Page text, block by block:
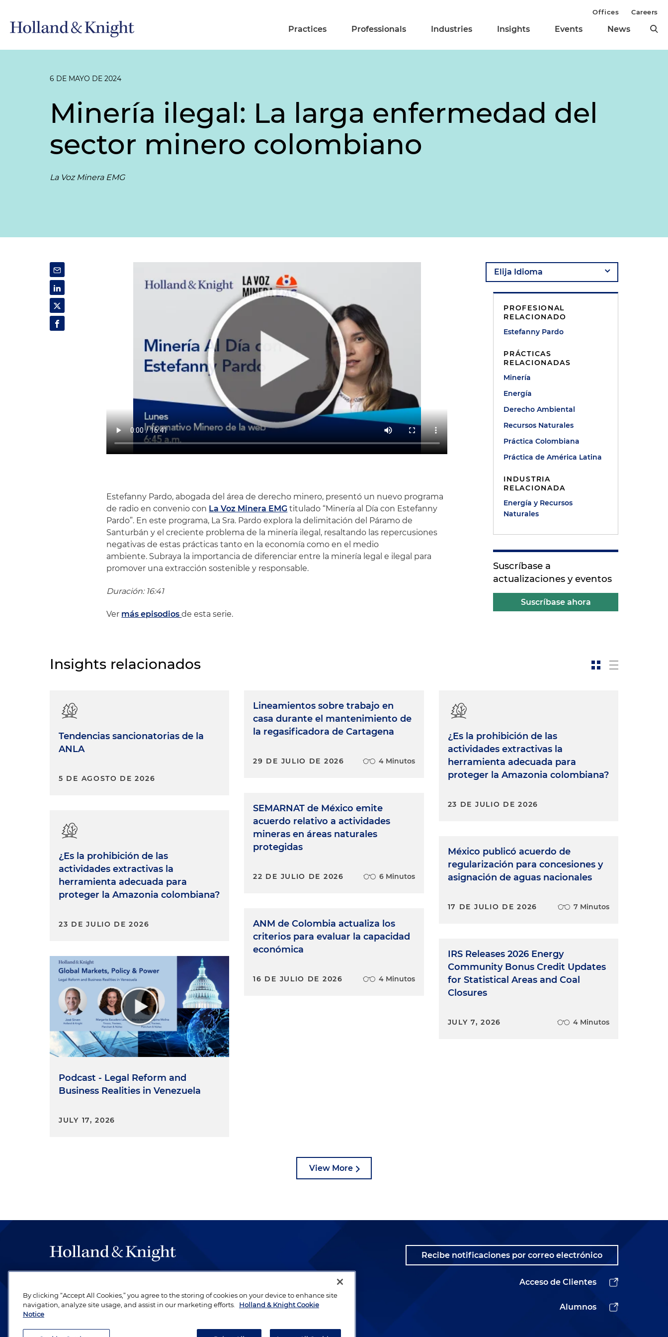
Practices Professionals Industries Insights Events News
Offices Careers
6 DE MAYO DE 2024
Minería ilegal: La larga enfermedad del
sector minero colombiano
La Voz Minera EMG
Estefanny Pardo, abogada del área de derecho minero, presentó un nuevo programa
de radio en convenio con La Voz Minera EMG titulado “Minería al Día con Estefanny
Pardo”. En este programa, La Sra. Pardo explora la delimitación del Páramo de
Santurbán y el creciente problema de la minería ilegal, resaltando las repercusiones
negativas de estas prácticas tanto en la economía como en el medio
ambiente. Subraya la importancia de diferenciar entre la minería legal e ilegal para
promover una extracción sostenible y responsable.
Duración: 16:41
Ver más episodiosde esta serie.
PROFESIONAL
RELACIONADO
Estefanny Pardo
PRÁCTICAS
RELACIONADAS
Minería
Energía
Derecho Ambiental
Recursos Naturales
Práctica Colombiana
Práctica de América Latina
INDUSTRIA
RELACIONADA
Energía y Recursos
Naturales
Suscríbase a
actualizaciones y eventos
Suscríbase ahora
Insights relacionados
Tendencias sancionatorias de la
ANLA
5 DE AGOSTO DE 2026
¿Es la prohibición de las
actividades extractivas la
herramienta adecuada para
proteger la Amazonia colombiana?
23 DE JULIO DE 2026
Podcast - Legal Reform and
Business Realities in Venezuela
JULY 17, 2026
Lineamientos sobre trabajo en
casa durante el mantenimiento de
la regasificadora de Cartagena
29 DE JULIO DE 2026 4 Minutos
SEMARNAT de México emite
acuerdo relativo a actividades
mineras en áreas naturales
protegidas
22 DE JULIO DE 2026 6 Minutos
ANM de Colombia actualiza los
criterios para evaluar la capacidad
económica
16 DE JULIO DE 2026 4 Minutos
¿Es la prohibición de las
actividades extractivas la
herramienta adecuada para
proteger la Amazonia colombiana?
23 DE JULIO DE 2026
México publicó acuerdo de
regularización para concesiones y
asignación de aguas nacionales
17 DE JULIO DE 2026 7 Minutos
IRS Releases 2026 Energy
Community Bonus Credit Updates
for Statistical Areas and Coal
Closures
JULY 7, 2026 4 Minutos
View More
Recibe notificaciones por correo electrónico
Acceso de Clientes
Alumnos
By clicking “Accept All Cookies,” you agree to the storing of cookies on your device to enhance site
navigation, analyze site usage, and assist in our marketing efforts.
Holland & Knight Cookie
Notice